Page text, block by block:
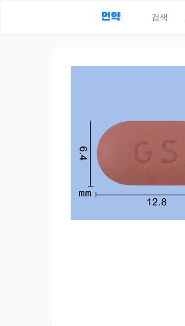
먼약 검색